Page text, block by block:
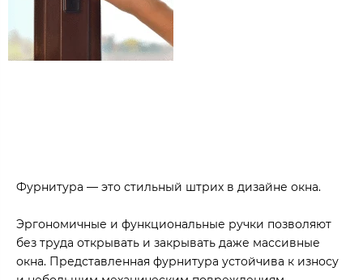
Фурнитура — это стильный штрих в дизайне окна.
Эргономичные и функциональные ручки позволяют
без труда открывать и закрывать даже массивные
окна. Представленная фурнитура устойчива к износу